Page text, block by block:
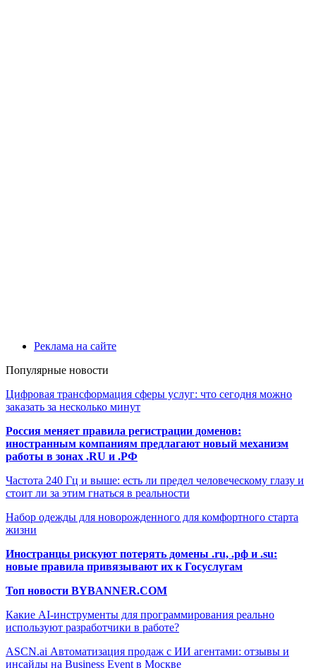
Реклама на сайте
Популярные новости
Цифровая трансформация сферы услуг: что сегодня можно
заказать за несколько минут
Россия меняет правила регистрации доменов:
иностранным компаниям предлагают новый механизм
работы в зонах .RU и .РФ
Частота 240 Гц и выше: есть ли предел человеческому глазу и
стоит ли за этим гнаться в реальности
Набор одежды для новорожденного для комфортного старта
жизни
Иностранцы рискуют потерять домены .ru, .рф и .su:
новые правила привязывают их к Госуслугам
Топ новости BYBANNER.COM
Какие AI-инструменты для программирования реально
используют разработчики в работе?
ASCN.ai Автоматизация продаж с ИИ агентами: отзывы и
инсайды на Business Event в Москве